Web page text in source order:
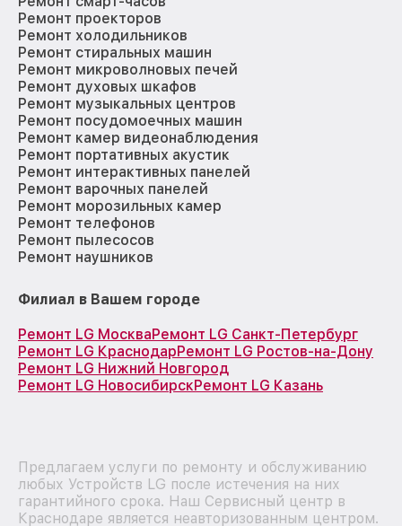
Ремонт проекторов
Ремонт холодильников
Ремонт стиральных машин
Ремонт микроволновых печей
Ремонт духовых шкафов
Ремонт музыкальных центров
Ремонт посудомоечных машин
Ремонт камер видеонаблюдения
Ремонт портативных акустик
Ремонт интерактивных панелей
Ремонт варочных панелей
Ремонт морозильных камер
Ремонт телефонов
Ремонт пылесосов
Ремонт наушников
Филиал в Вашем городе
Ремонт LG МоскваРемонт LG Санкт-Петербург
Ремонт LG КраснодарРемонт LG Ростов-на-Дону
Ремонт LG Нижний Новгород
Ремонт LG НовосибирскРемонт LG Казань
Предлагаем услуги по ремонту и обслуживанию
любых Устройств LG после истечения на них
гарантийного срока. Наш Сервисный центр в
Краснодаре является неавторизованным центром.